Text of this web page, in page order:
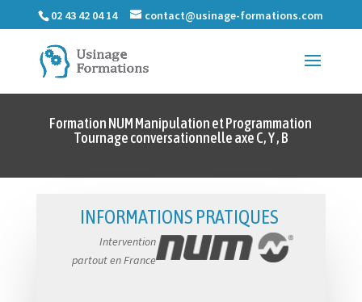
02 43 42 04 14 contact@usinage-formations.com
Formation NUM Manipulation et Programmation
Tournage conversationnelle axe C, Y , B
INFORMATIONS PRATIQUES
Intervention
partout en France